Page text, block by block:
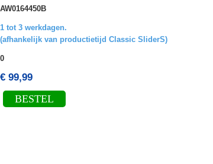
AW0164450B
1 tot 3 werkdagen.
(afhankelijk van productietijd Classic SliderS)
0
€ 99,99
BESTEL